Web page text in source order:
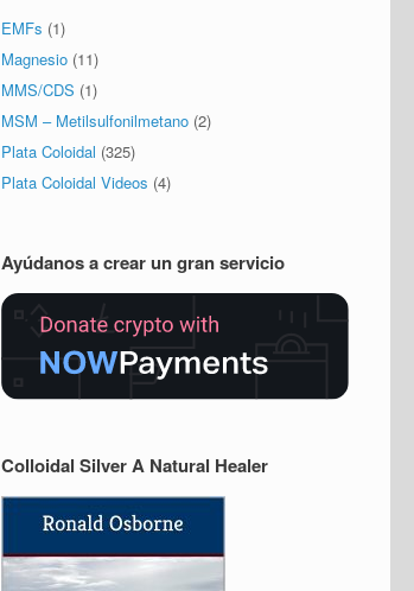
EMFs (1)
Magnesio(11)
MMS/CDS (1)
MSM – Metilsulfonilmetano(2)
Plata Coloidal (325)
Plata Coloidal Videos (4)
Ayúdanos a crear un gran servicio
Colloidal Silver A Natural Healer